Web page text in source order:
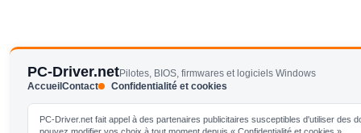
PC-Driver.netPilotes, BIOS, firmwares et logiciels Windows
AccueilContact Confidentialité et cookies
PC-Driver.net fait appel à des partenaires publicitaires susceptibles d'utiliser
pouvez modifier vos choix à tout moment depuis « Confidentialité et cookies ».